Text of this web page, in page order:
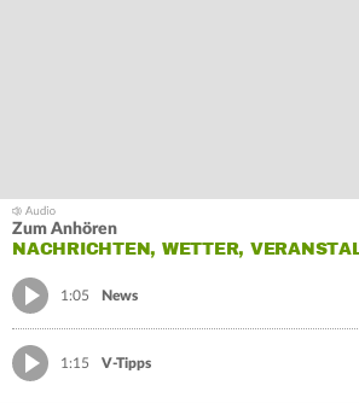
Zum Anhören
NACHRICHTEN, WETTER,
1:05 News
1:15 V-Tipps